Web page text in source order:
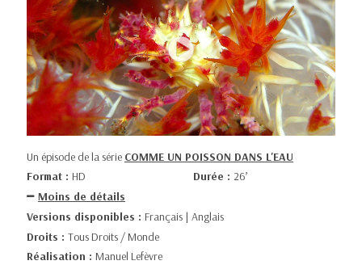
Un épisode de la série COMME UN POISSON DANS L'EAU
Format : HD Durée : 26’
Moins de détails
Versions disponibles : Français | Anglais
Droits : Tous Droits / Monde
Réalisation : Manuel Lefèvre